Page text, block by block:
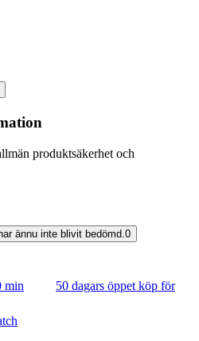
produktsäkerhet och
ännu inte blivit bedömd. 0
min 50 dagars öppet köp för